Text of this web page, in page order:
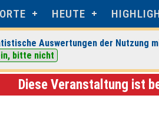
ORTE HEUTE
Auswertungen der
bitte nicht
Diese Veranstaltung ist